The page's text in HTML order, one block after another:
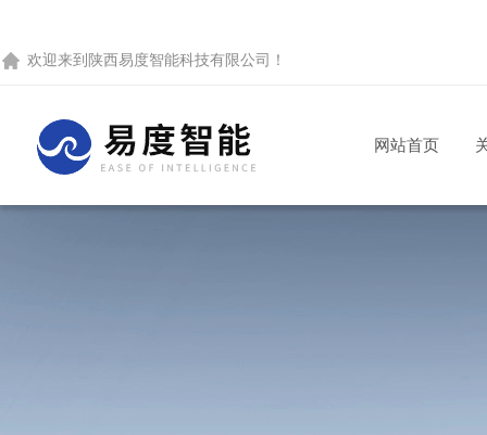
欢迎来到 陕西易度智能科技有限公司 ！
网站首页